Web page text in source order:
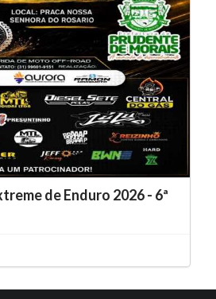
de Enduro 2026 - 6ª